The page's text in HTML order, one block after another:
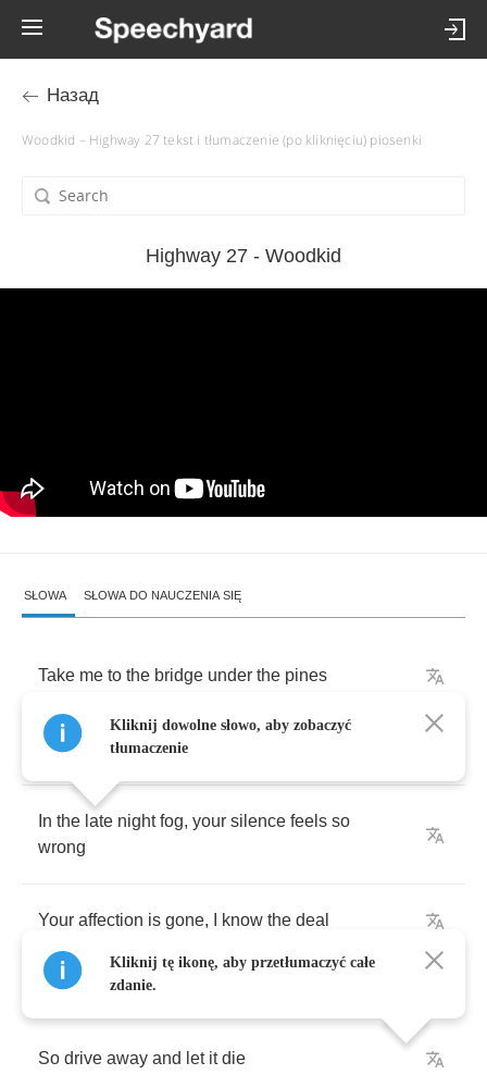
Назад
Woodkid – Highway 27 tekst i tłumaczenie (po kliknięciu) piosenki
Highway 27 - Woodkid
SŁOWA SŁOWA DO NAUCZENIA SIĘ
Take me to the bridge under the pines
Between the billboards
In the late night fog, your silence feels so
wrong
Your affection is gone, know the deal
So drive away and let it die
Kliknij dowolne słowo, aby zobaczyć
tłumaczenie
Kliknij tę ikonę, aby przetłumaczyć całe
zdanie.